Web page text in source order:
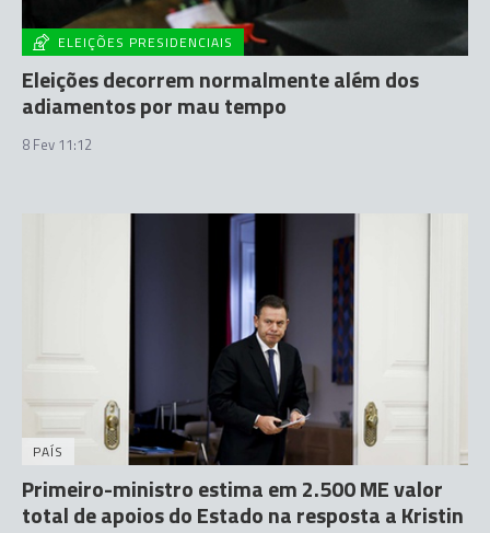
ELEIÇÕES PRESIDENCIAIS
Eleições decorrem normalmente além dos
adiamentos por mau tempo
8 Fev 11:12
PAÍS
Primeiro-ministro estima em 2.500 ME valor
total de apoios do Estado na resposta a Kristin